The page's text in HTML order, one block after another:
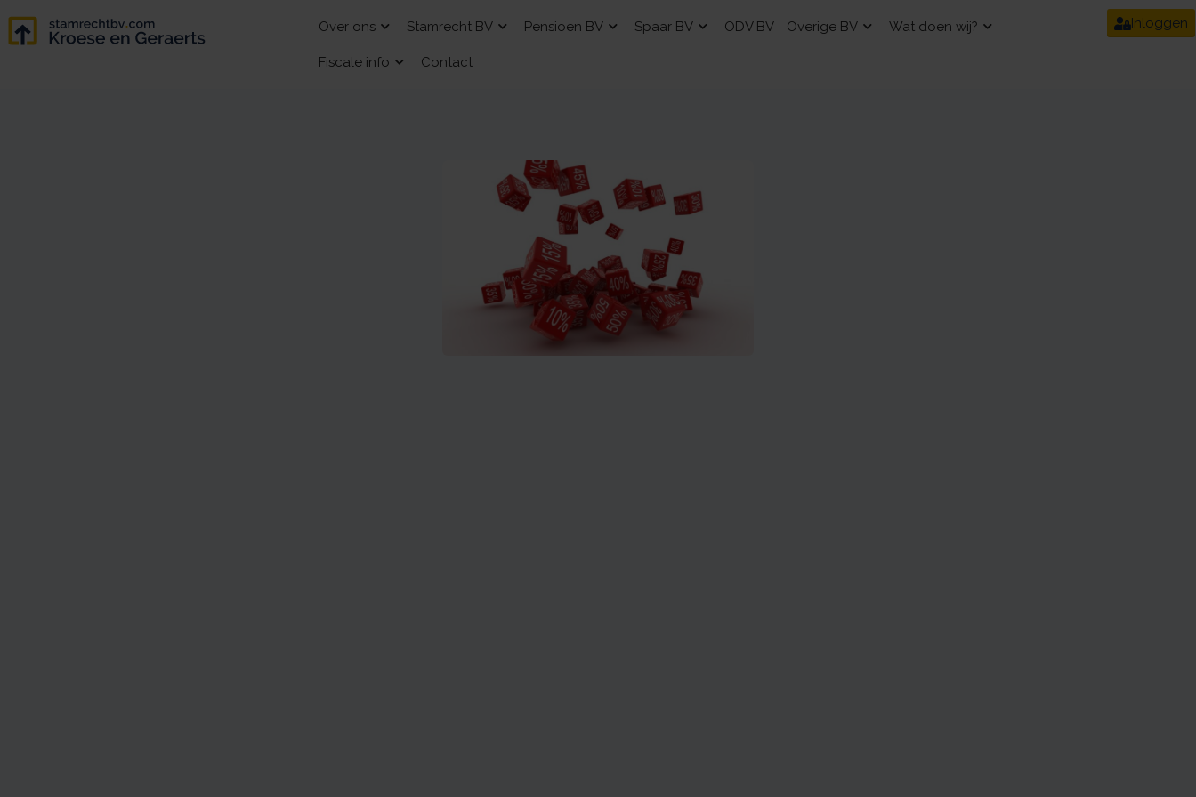
Over ons Stamrecht BV Pensioen BV Spaar BV ODV BV Overige BV Wat doen wij?
Fiscale info Contact
Inloggen